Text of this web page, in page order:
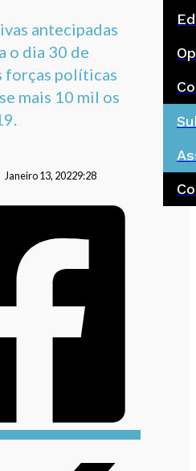
antecipadas
o dia 30 de
forças políticas
mais 10 mil os
Janeiro 13, 20229:28